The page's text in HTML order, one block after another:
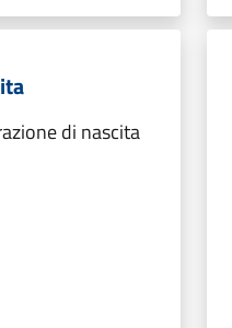
di nascita